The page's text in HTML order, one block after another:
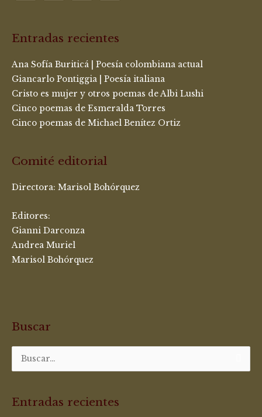
Entradas recientes
Ana Sofía Buriticá | Poesía colombiana actual
Giancarlo Pontiggia | Poesía italiana
Cristo es mujer y otros poemas de Albi Lushi
Cinco poemas de Esmeralda Torres
Cinco poemas de Michael Benítez Ortiz
Comité editorial
Directora: Marisol Bohórquez
Editores:
Gianni Darconza
Andrea Muriel
Marisol Bohórquez
Buscar
Buscar
Entradas recientes